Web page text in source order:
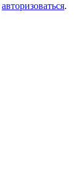
авторизоваться.